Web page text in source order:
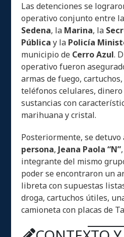
Las detenciones se
operativo conjunto entre la
Sedena, la Marina, la
Pública y la Policía
municipio de Cerro Azul.
operativo fueron
armas de fuego,
teléfonos celulares,
sustancias con
marihuana y cristal.
Posteriormente, se detuvo
persona, Jeana Paola “N”
integrante del mismo
poder se encontraron un
libreta con supuestas
droga, cartuchos útiles,
camioneta con placas de